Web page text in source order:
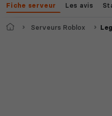
Fiche serveur Les avis
AccueilServeurs Roblox